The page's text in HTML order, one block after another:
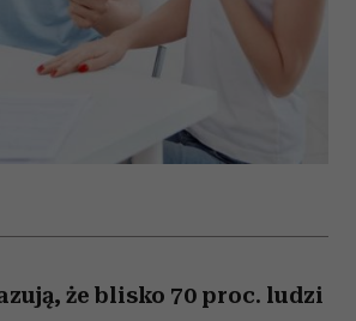
że blisko 70 proc. ludzi